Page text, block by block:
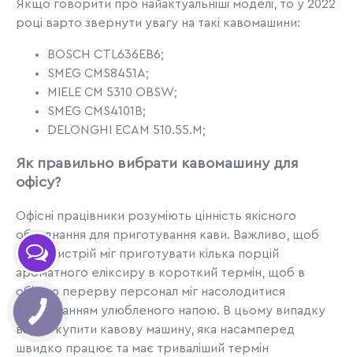
Якщо говорити про найактуальніші моделі, то у 2022
році варто звернути увагу на такі кавомашини:
BOSCH CTL636EB6;
SMEG CMS8451A;
MIELE CM 5310 OBSW;
SMEG CMS4101B;
DELONGHI ECAM 510.55.M;
Як правильно вибрати кавомашину для
офісу?
Офісні працівники розуміють цінність якісного
обладнання для приготування кави. Важливо, щоб
цей пристрій міг приготувати кілька порцій
ароматного еліксиру в короткий термін, щоб в
обідню перерву персонал міг насолодитися
споживанням улюбленого напою. В цьому випадку
варто купити кавову машину, яка насамперед
швидко працює та має триваліший термін